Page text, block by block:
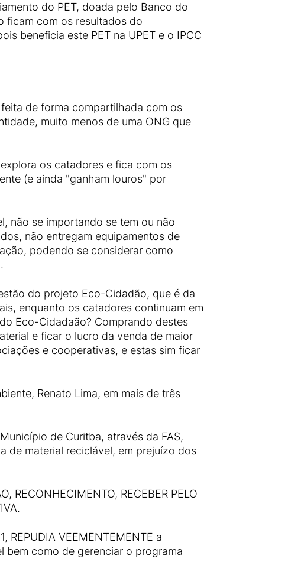
do PET, doada pelo Banco do
ficam com os resultados do
beneficia este PET na UPET e o IPCC
de forma compartilhada com os
muito menos de uma ONG que
os catadores e fica com os
(e ainda "ganham louros" por
não se importando se tem ou não
não entregam equipamentos de
podendo se considerar como
do projeto Eco-Cidadão, que é da
enquanto os catadores continuam em
Eco-Cidadaão? Comprando destes
e ficar o lucro da venda de maior
e cooperativas, e estas sim ficar
Renato Lima, em mais de três
de Curitba, através da FAS,
de material reciclável, em prejuízo dos
RECONHECIMENTO, RECEBER PELO
REPUDIA VEEMENTEMENTE a
bem como de gerenciar o programa